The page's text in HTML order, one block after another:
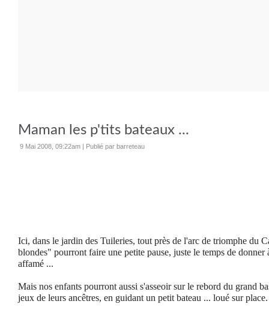
Maman les p'tits bateaux ...
9 Mai 2008, 09:22am | Publié par barreteau
Ici, dans le jardin des Tuileries, tout près de l'arc de triomphe du
blondes" pourront faire une petite pause, juste le temps de donner
affamé ...
Mais nos enfants pourront aussi s'asseoir sur le rebord du grand
jeux de leurs ancêtres, en guidant un petit bateau ... loué sur place.